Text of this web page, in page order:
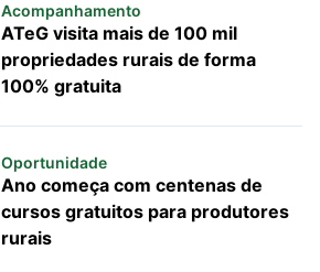
Acompanhamento
ATeG visita mais de 100 mil
propriedades rurais de forma
100% gratuita
Oportunidade
Ano começa com centenas de
cursos gratuitos para produtores
rurais